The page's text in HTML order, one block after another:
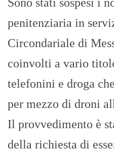
Sono stati sospesi i
penitenziaria in
Circondariale di
coinvolti a vario
telefonini e droga
per mezzo di droni
Il provvedimento è
della richiesta di